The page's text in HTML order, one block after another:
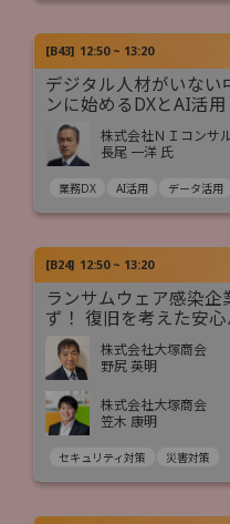
[B43] 12:50 ~ 13:20
デジタル人材がいな
ンに始めるDXとAI活用
株式会社ＮＩコンサ
長尾 一洋 氏
業務DX AI活用 データ活用
[B24] 12:50 ~ 13:20
ランサムウェア感染
ず！ 復旧を考えた安
株式会社大塚商会
野尻 英明
株式会社大塚商会
笠木 康明
セキュリティ対策 災害対策